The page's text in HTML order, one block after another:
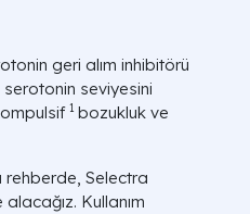
geri alım inhibitörü
seviyesini
1 bozukluk ve
rehberde, Selectra
Kullanım